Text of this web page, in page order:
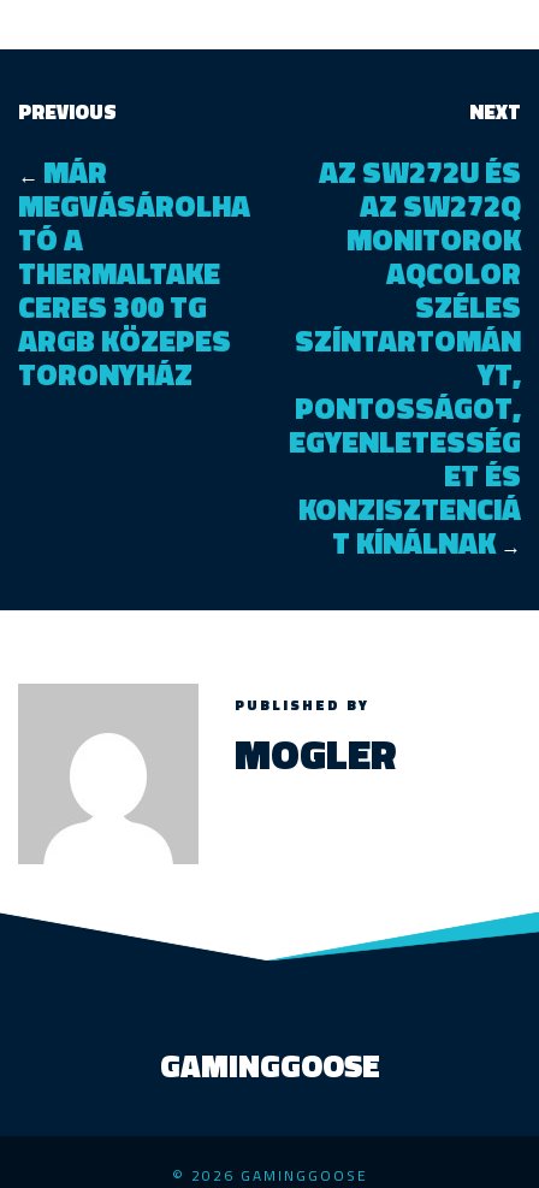
PREVIOUS
← MÁR
MEGVÁSÁROLHA
TÓ A
THERMALTAKE
CERES 300 TG
ARGB KÖZEPES
TORONYHÁZ
NEXT
AZ SW272U ÉS
AZ SW272Q
MONITOROK
AQCOLOR
SZÉLES
SZÍNTARTOMÁN
YT,
PONTOSSÁGOT,
EGYENLETESSÉG
ET ÉS
KONZISZTENCIÁ
T KÍNÁLNAK→
PUBLISHED BY
MOGLER
GAMINGGOOSE
© 2026 GAMINGGOOSE